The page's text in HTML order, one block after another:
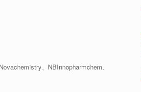
、NBInnopharmchem、